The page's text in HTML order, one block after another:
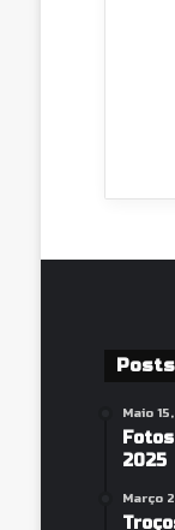
Maio
2025
Março